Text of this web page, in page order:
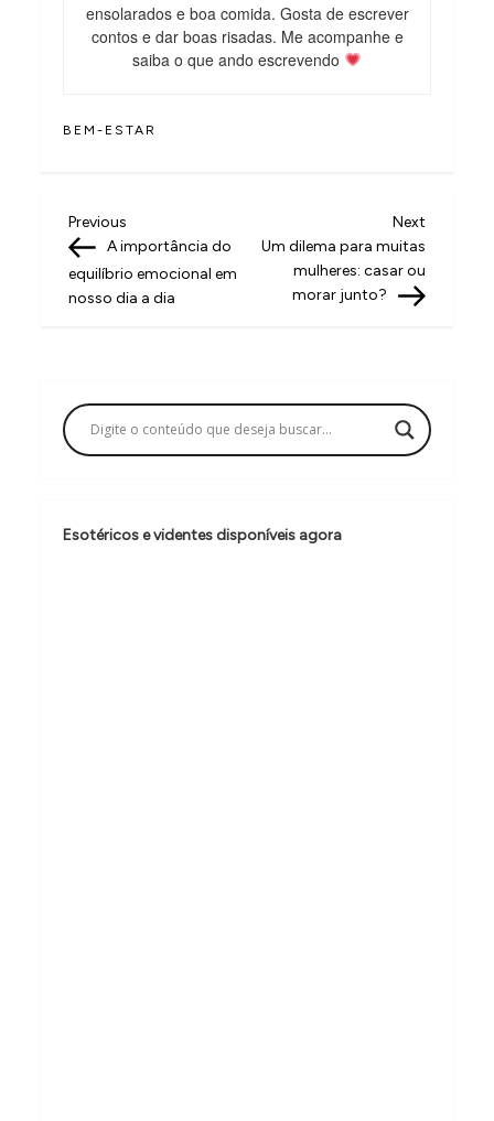
ensolarados e boa comida. Gosta de escrever
contos e dar boas risadas. Me acompanhe e
saiba o que ando escrevendo
BEM-ESTAR
N
a
v
a
ç
o
d
Previous
Post
Previous
A importância do
equilíbrio emocional em
nosso dia a dia
Next
Post
Next
Um dilema para muitas
mulheres: casar ou
morar junto?
Esotéricos e videntes disponíveis agora